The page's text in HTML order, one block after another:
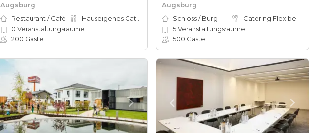
Augsburg
Restaurant / Café
0 Veranstaltungsräume
200 Gäste
Augsburg
Schloss / Burg
Catering Flexibel
5Veranstaltungsräume
500 Gäste